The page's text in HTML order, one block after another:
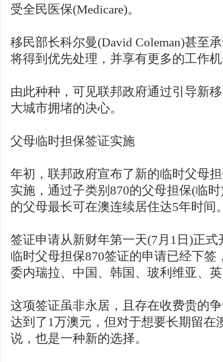
受全民医保(Medicare)。
移民部长科尔曼(David Coleman)甚至
将得到优先处理，并享有更多的工作
由此种种，可见联邦政府通过引导新
大城市拥堵的决心。
父母临时担保签证实施
年初，联邦政府宣布了新的临时父母
实施，通过子类别870的父母担保(临
的父母最长可在澳连续居住达5年时间
签证申请从新财年第一天(7月1日)正
临时父母担保870签证的申请已经下签
委内瑞拉、中国、韩国、玻利维亚、
这项签证虽非永居，且存在收费贵的
达到了1万澳元，但对于想要长期留在
说，也是一种新的选择。